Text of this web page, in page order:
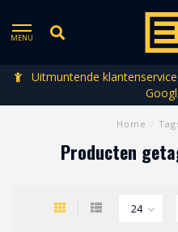
MENU
Uitmuntende
Home
Producten